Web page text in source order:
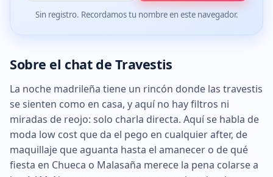
Sin registro. Recordamos tu nombre en este navegador.
Sobre el chat de Travestis
La noche madrileña tiene un rincón donde las travestis
se sienten como en casa, y aquí no hay filtros ni
miradas de reojo: solo charla directa. Aquí se habla de
moda low cost que da el pego en cualquier after, de
maquillaje que aguanta hasta el amanecer o de qué
fiesta en Chueca o Malasaña merece la pena colarse a